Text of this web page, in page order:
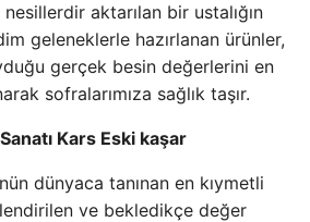
aktarılan bir ustalığın
geleneklerle hazırlanan ürünler,
gerçek besin değerlerini en
sofralarımıza sağlık taşır.
Kars Eski kaşar
dünyaca tanınan en kıymetli
ve bekledikçe değer